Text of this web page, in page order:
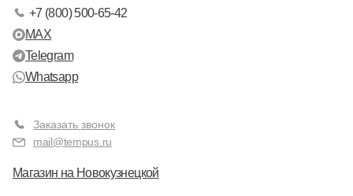
+7 (800) 500-65-42
MAX
Telegram
Whatsapp
Заказать звонок
mail@tempus.ru
Магазин на Новокузнецкой